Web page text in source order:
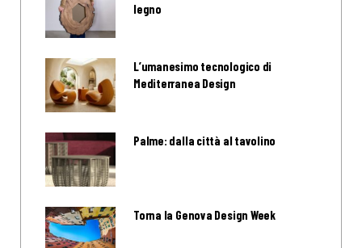
legno
L’umanesimo tecnologico di
Mediterranea Design
Palme: dalla città al tavolino
Torna la Genova Design Week